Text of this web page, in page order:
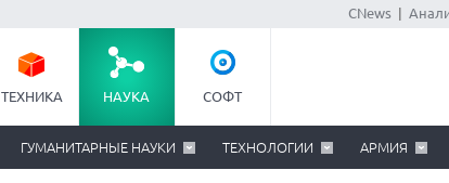
CNews
ТЕХНИКА НАУКА СОФТ
ГУМАНИТАРНЫЕ НАУКИ ТЕХНОЛОГИИ АРМИЯ